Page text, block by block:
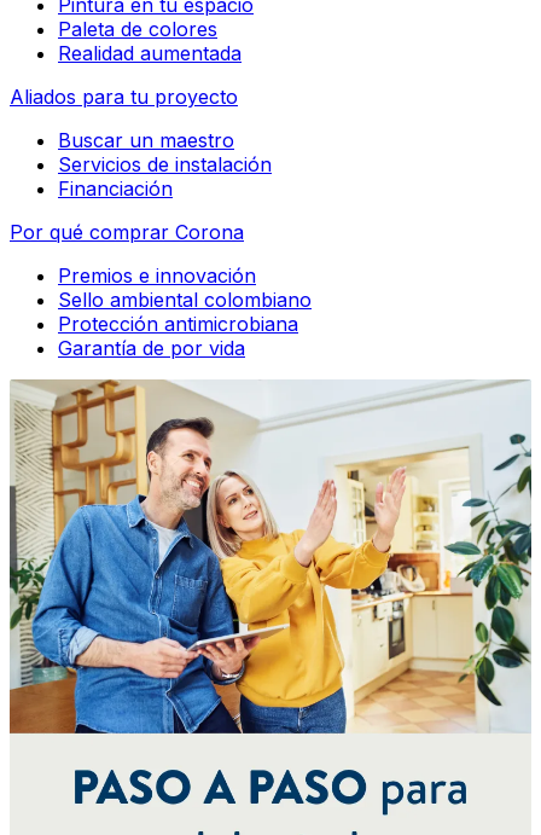
Pintura en tu espacio
Paleta de colores
Realidad aumentada
Aliados para tu proyecto
Buscar un maestro
Servicios de instalación
Financiación
Por qué comprar Corona
Premios e innovación
Sello ambiental colombiano
Protección antimicrobiana
Garantía de por vida